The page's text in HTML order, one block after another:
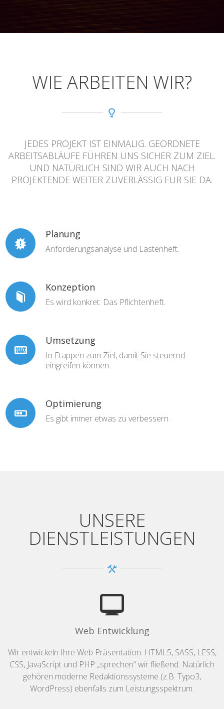
WIE ARBEITEN WIR?
JEDES PROJEKT IST EINMALIG. GEORDNETE
ARBEITSABLÄUFE FÜHREN UNS SICHER ZUM ZIEL.
UND NATÜRLICH SIND WIR AUCH NACH
PROJEKTENDE WEITER ZUVERLÄSSIG FÜR SIE DA.
Planung
Anforderungsanalyse und Lastenheft.
Konzeption
Es wird konkret: Das Pflichtenheft.
Umsetzung
In Etappen zum Ziel, damit Sie steuernd
eingreifen können.
Optimierung
Es gibt immer etwas zu verbessern.
UNSERE
DIENSTLEISTUNGEN
Web Entwicklung
Wir entwickeln Ihre Web Präsentation. HTML5, SASS, LESS,
CSS, JavaScript und PHP „sprechen“ wir fließend. Natürlich
gehören moderne Redaktionssysteme (z.B. Typo3,
WordPress) ebenfalls zum Leistungsspektrum.